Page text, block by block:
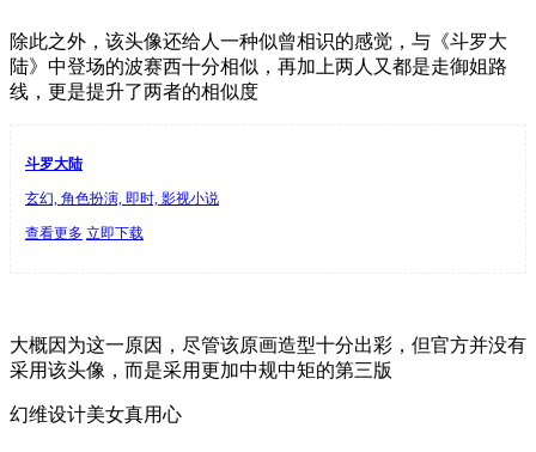
除此之外，该头像还给人一种似曾相识的感觉，与《斗罗大
陆》中登场的波赛西十分相似，再加上两人又都是走御姐路
线，更是提升了两者的相似度
斗罗大陆
玄幻, 角色扮演, 即时, 影视小说
查看更多 立即下载
大概因为这一原因，尽管该原画造型十分出彩，但官方并没有
采用该头像，而是采用更加中规中矩的第三版
幻维设计美女真用心